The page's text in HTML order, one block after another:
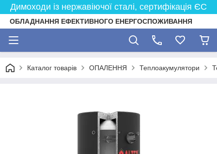
Димоходи із нержавіючої сталі, сертифікація ЄС
ОБЛАДНАННЯ ЕФЕКТИВНОГО ЕНЕРГОСПОЖИВАННЯ
Каталог товарів ОПАЛЕННЯ Теплоакумулятори